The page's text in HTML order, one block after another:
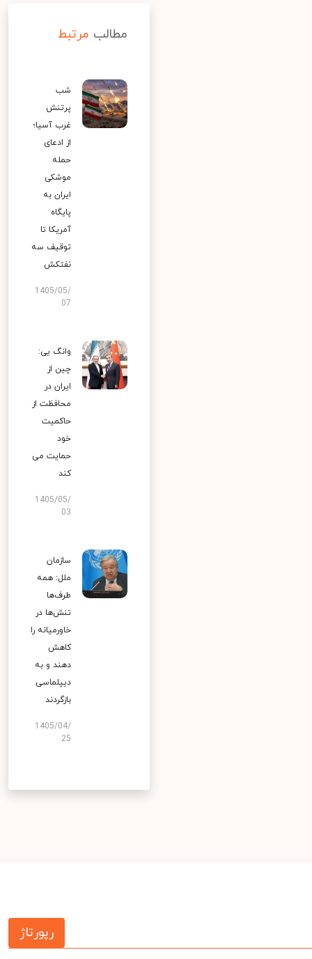
مطالب مرتبط
شب
پرتنش
غرب آسیا؛
از ادعای
حمله
موشکی
ایران به
پایگاه
آمریکا تا
توقیف سه
نفتکش
1405/05/
07
وانگ یی:
چین از
ایران در
محافظت از
حاکمیت
خود
حمایت می
کند
1405/05/
03
سازمان
ملل: همه
طرف‌ها
تنش‌ها در
خاورمیانه را
کاهش
دهند و به
دیپلماسی
بازگردند
1405/04/
25
رپورتاژ